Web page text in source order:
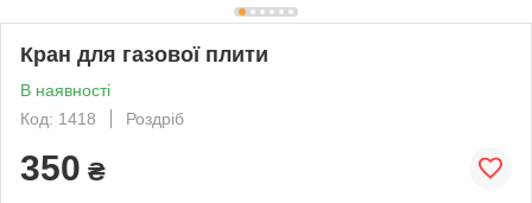
Кран для газової плити
В наявності
Код: 1418
Роздріб
350 ₴